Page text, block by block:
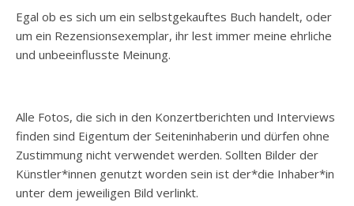
Egal ob es sich um ein selbstgekauftes Buch handelt, oder
um ein Rezensionsexemplar, ihr lest immer meine ehrliche
und unbeeinflusste Meinung.
Alle Fotos, die sich in den Konzertberichten und Interviews
finden sind Eigentum der Seiteninhaberin und dürfen ohne
Zustimmung nicht verwendet werden. Sollten Bilder der
Künstler*innen genutzt worden sein ist der*die Inhaber*in
unter dem jeweiligen Bild verlinkt.